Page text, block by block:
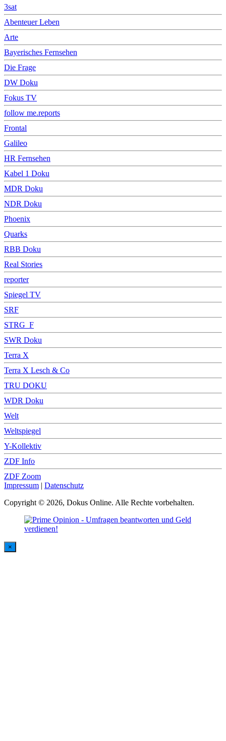
3sat
Abenteuer Leben
Arte
Bayerisches Fernsehen
Die Frage
DW Doku
Fokus TV
follow me.reports
Frontal
Galileo
HR Fernsehen
Kabel 1 Doku
MDR Doku
NDR Doku
Phoenix
Quarks
RBB Doku
Real Stories
reporter
Spiegel TV
SRF
STRG_F
SWR Doku
Terra X
Terra X Lesch & Co
TRU DOKU
WDR Doku
Welt
Weltspiegel
Y-Kollektiv
ZDF Info
ZDF Zoom
Impressum | Datenschutz
Copyright © 2026, Dokus Online. Alle Rechte vorbehalten.
×